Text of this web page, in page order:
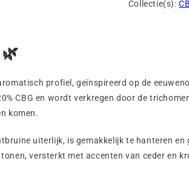
Collectie(s):
profiel, geïnspireerd op de
CBG en wordt verkregen door de
komen.
uiterlijk, is gemakkelijk te hanteren
versterkt met accenten van ceder en